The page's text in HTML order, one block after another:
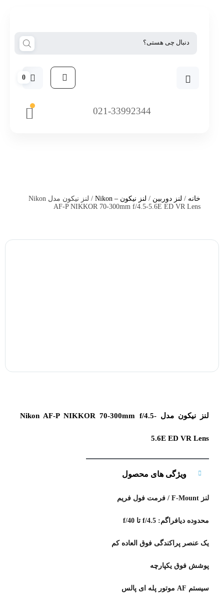
0
021-33992344
خانه / لنز دوربین / لنز نیکون – Nikon
/ لنز نیکون مدل Nikon
AF-P NIKKOR 70-300mm f/4.5-5.6E ED VR Lens
لنز نیکون مدل Nikon AF-P NIKKOR 70-300mm f/4.5-
5.6E ED VR Lens
ویژگی های محصول
لنز F-Mount / فرمت فول فریم
محدوده دیافراگم: f/4.5 تا f/40
یک عنصر پراکندگی فوق العاده کم
پوشش فوق یکپارچه
سیستم AF موتور پله ای پالس